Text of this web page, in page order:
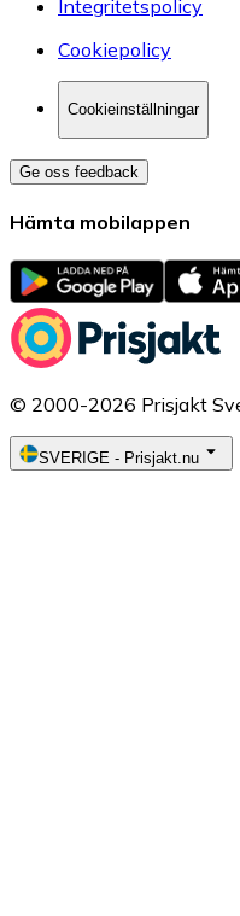
Integritetspolicy
Cookiepolicy
Cookieinställningar
Ge oss feedback
Hämta mobilappen
© 2000-2026 Prisjakt
SVERIGE - Prisjakt.nu